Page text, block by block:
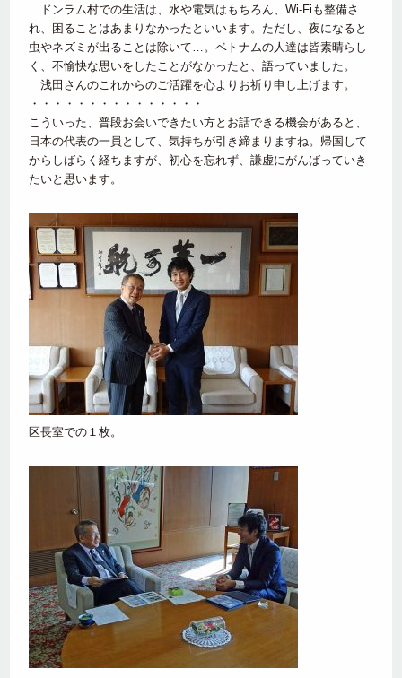
ドンラム村での生活は、水や電気はもちろん、Wi-Fiも整備さ
れ、困ることはあまりなかったといいます。ただし、夜になると
虫やネズミが出ることは除いて…。ベトナムの人達は皆素晴らし
く、不愉快な思いをしたことがなかったと、語っていました。
浅田さんのこれからのご活躍を心よりお祈り申し上げます。
・・・・・・・・・・・・・・・
こういった、普段お会いできたい方とお話できる機会があると、
日本の代表の一員として、気持ちが引き締まりますね。帰国して
からしばらく経ちますが、初心を忘れず、謙虚にがんばっていき
たいと思います。
区長室での１枚。